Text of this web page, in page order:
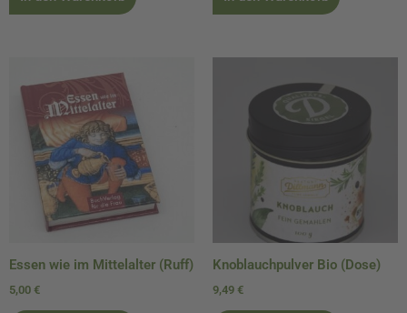
Essen wie im Mittelalter (Ruff)
5,00 €
Knoblauchpulver Bio (Dose)
9,49 €